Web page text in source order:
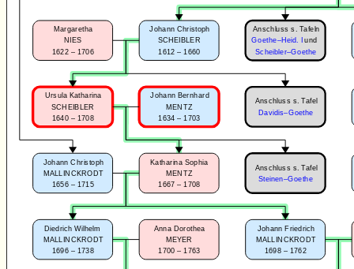
Johann Christoph
SCHEIBLER
1612 – 1660
Margaretha
NIES
1622 – 1706
Johann Friedrich
MALLINCKRODT
1698 – 1762
Johann Christoph
MALLINCKRODT
1656 – 1715
Katharina Sophia
MENTZ
1667 – 1708
Johann Bernhard
MENTZ
1634 – 1703
Ursula Katharina
SCHEIBLER
1640 – 1708
Diedrich Wilhelm
MALLINCKRODT
1696 – 1738
Anna Dorothea
MEYER
1700 – 1763
Anschluss s. Tafeln
Goethe–Heid. I
und
Scheibler–Goethe
Anschluss s. Tafel
Steinen–Goethe
Anschluss s. Tafel
Davidis–Goethe